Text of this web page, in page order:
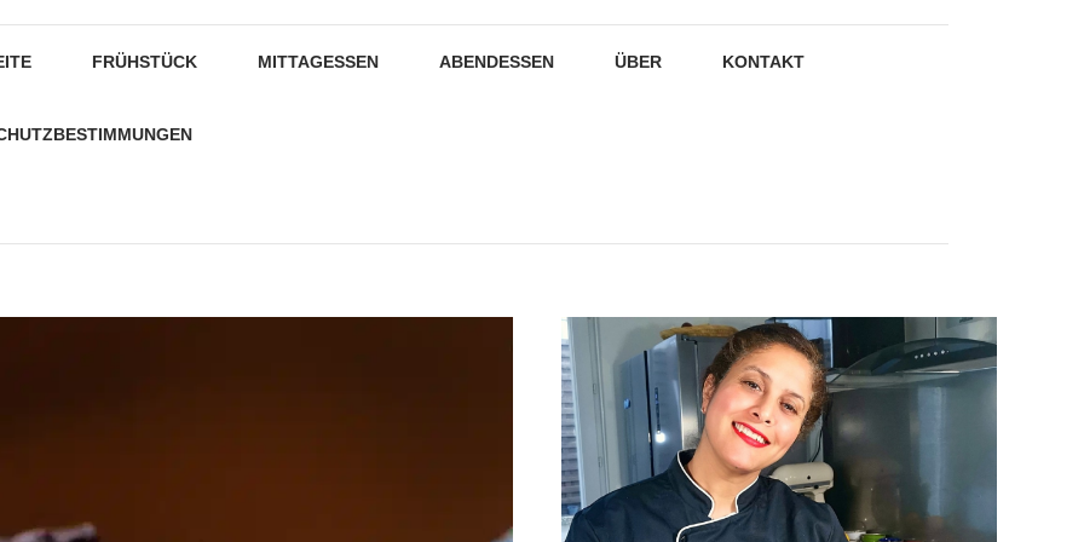
FRÜHSTÜCK MITTAGESSEN ABENDESSEN ÜBER KONTAKT